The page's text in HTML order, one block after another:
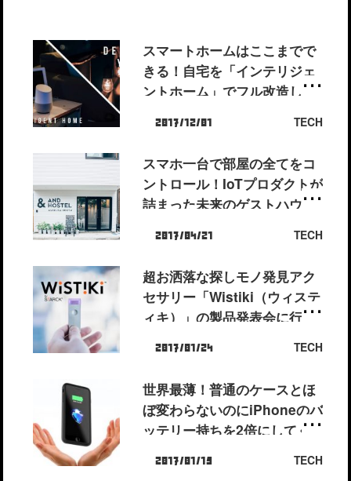
スマートホームはここまでで
きる！自宅を「インテリジェ
ントホーム」でフル改造した
2017/12/01 TECH
スマホ一台で部屋の全てをコ
ントロール！IoTプロダクトが
詰まった未来のゲストハウス
ASAKUSA NORTH（アンド
2017/04/21 TECH
超お洒落な探しモノ発見アク
セサリー「Wistiki（ウィステ
ィキ）」の製品発表会に行っ
兄弟に癒やされた。
2017/01/24 TECH
世界最薄！普通のケースとほ
ぼ変わらないのにiPhoneのバ
ッテリー持ちを2倍にしてく
「THINCHARGE」
2017/01/15 TECH